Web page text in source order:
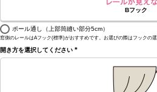
Bフック
ポール通し（上部筒縫い部分5cm）
窓側のレールはAフック(標準)がおすすめです。お選びの際はフックの選
開き方を選択してください
(必